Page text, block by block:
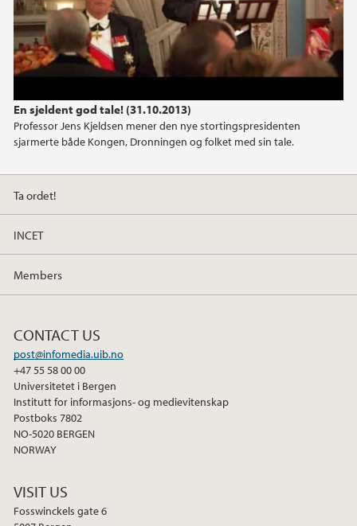
En sjeldent god tale! (31.10.2013)
Professor Jens Kjeldsen mener den nye stortingspresidenten
sjarmerte både Kongen, Dronningen og folket med sin tale.
2021
2019
2015
2014
2013
Ta ordet!
INCET
Members
CONTACT US
post@infomedia.uib.no
+47 55 58 00 00
Universitetet i Bergen
Institutt for informasjons- og medievitenskap
Postboks 7802
NO-5020 BERGEN
NORWAY
VISIT US
Fosswinckels gate 6